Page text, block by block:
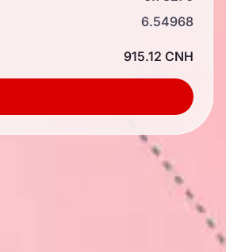
6.54968
915.12 CNH